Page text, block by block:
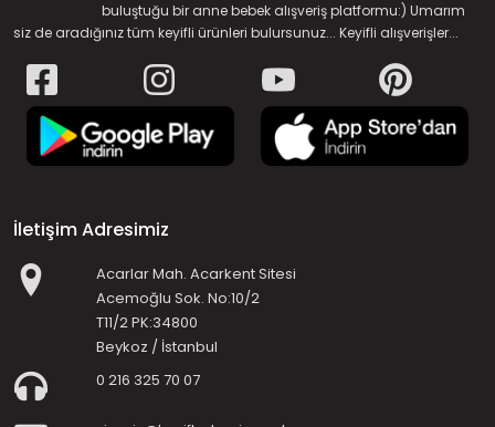
buluştuğu bir anne bebek alışveriş platformu:) Umarım
siz de aradığınız tüm keyifli ürünleri bulursunuz... Keyifli alışverişler...
İletişim Adresimiz
Acarlar Mah. Acarkent Sitesi
Acemoğlu Sok. No:10/2
T11/2 PK:34800
Beykoz / İstanbul
0 216 325 70 07